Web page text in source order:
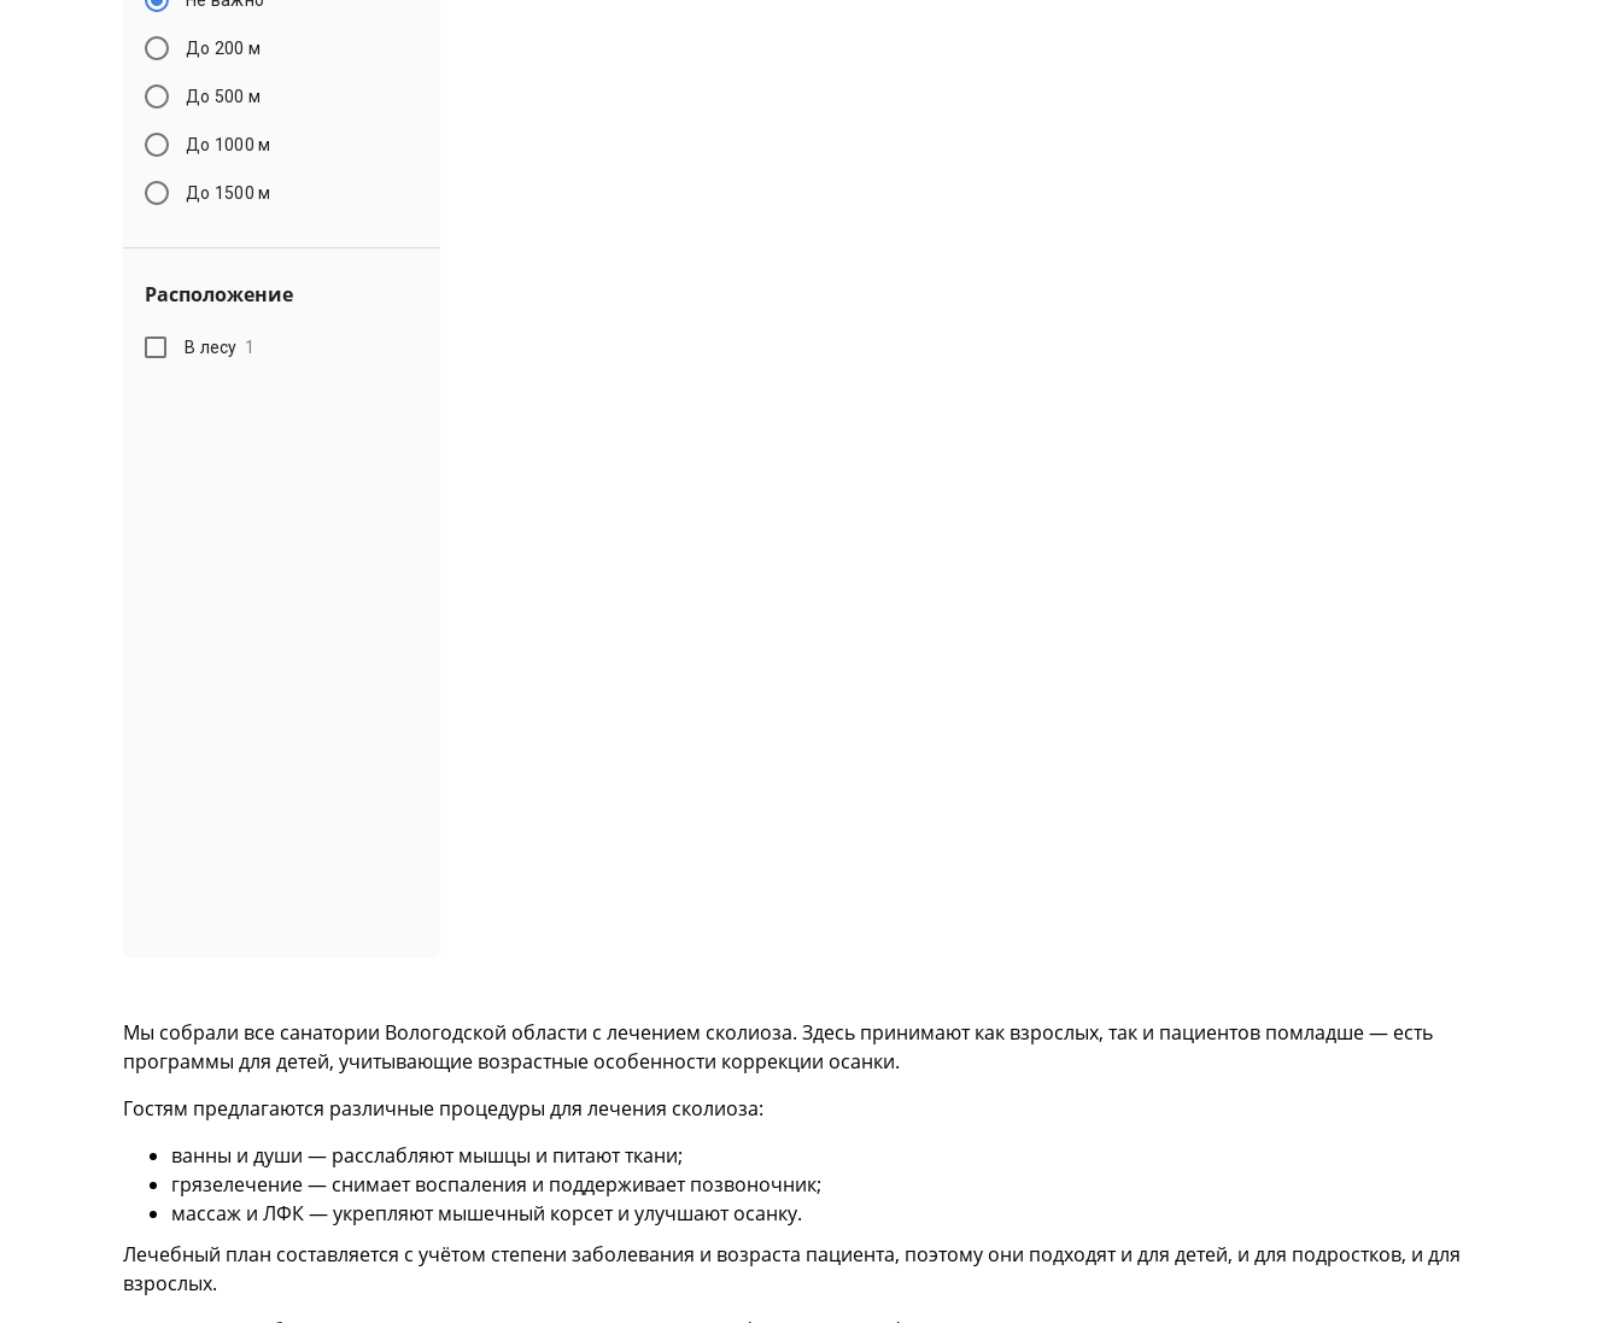
До 200 м
До 500 м
До 1000 м
До 1500 м
Расположение
В лесу 1
Мы собрали все санатории Вологодской области с лечением сколиоза. Здесь принимают как взрослых, так и пациентов помладше — есть
программы для детей, учитывающие возрастные особенности коррекции осанки.
Гостям предлагаются различные процедуры для лечения сколиоза:
ванны и души — расслабляют мышцы и питают ткани;
грязелечение — снимает воспаления и поддерживает позвоночник;
массаж и ЛФК — укрепляют мышечный корсет и улучшают осанку.
Лечебный план составляется с учётом степени заболевания и возраста пациента, поэтому они подходят и для детей, и для подростков, и для
взрослых.